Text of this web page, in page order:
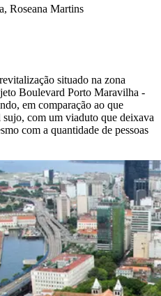
Roseana Martins
situado na zona
Boulevard Porto Maravilha -
em comparação ao que
com um viaduto que deixava
com a quantidade de pessoas